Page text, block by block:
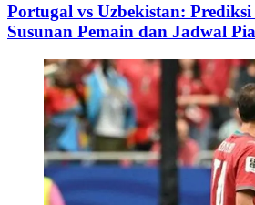
Portugal vs Uzbekistan:
Susunan Pemain dan Jadwal